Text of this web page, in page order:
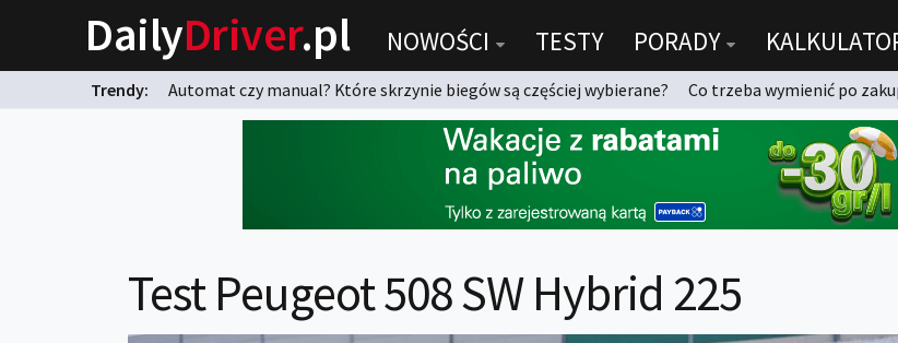
DailyDriver.pl NOWOŚCI TESTY PORADY
Trendy: Automat czy manual? Które skrzynie biegów są częściej wybierane? Co trzeba wymienić po
Test Peugeot 508 SW Hybrid 225